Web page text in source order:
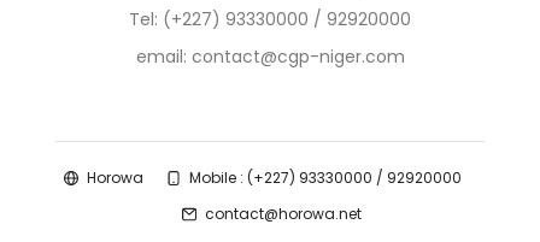
Tel: (+227) 93330000 / 92920000
email: contact@cgp-niger.com
Horowa
Mobile : (+227) 93330000 / 92920000
contact@horowa.net